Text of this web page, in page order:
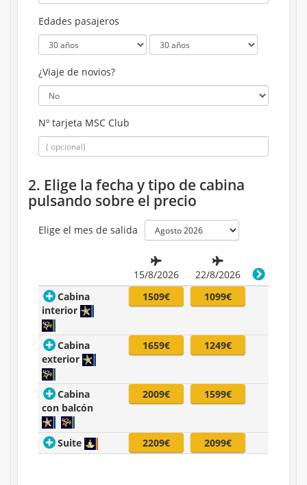
Edades pasajeros
¿Viaje de novios?
Nº tarjeta MSC Club
2. Elige la fecha y tipo de cabina
pulsando sobre el precio
Elige el mes de salida
15/8/2026
22/8/2026
Cabina
interior
1509€ 1099€
Cabina
exterior
1659€ 1249€
Cabina
con balcón
2009€ 1599€
Suite 2209€ 2099€